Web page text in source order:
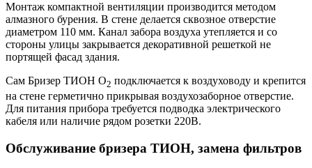
Монтаж компактной вентиляции производится методом
алмазного бурения. В стене делается сквозное отверстие
диаметром 110 мм. Канал забора воздуха утепляется и со
стороны улицы закрывается декоративной решеткой не
портящей фасад здания.
Сам Бризер ТИОН O2 подключается к воздуховоду и крепится
на стене герметично прикрывая воздухозаборное отверстие.
Для питания прибора требуется подводка электрического
кабеля или наличие рядом розетки 220В.
Обслуживание бризера ТИОН, замена фильтров